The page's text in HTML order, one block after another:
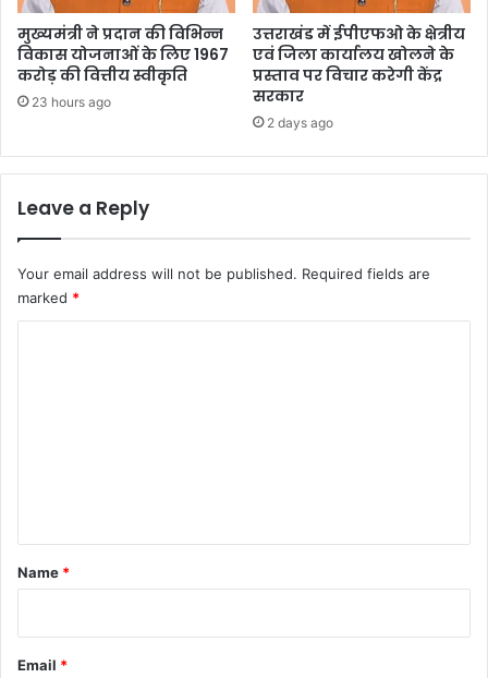
मुख्यमंत्री ने प्रदान की विभिन्न
विकास योजनाओं के लिए 1967
करोड़ की वित्तीय स्वीकृति
23 hours ago
उत्तराखंड में ईपीएफओ के क्षेत्रीय
एवं जिला कार्यालय खोलने के
प्रस्ताव पर विचार करेगी केंद्र
सरकार
2 days ago
Leave a Reply
Your email address will not be published. Required fields are
marked *
*
Name *
Email *